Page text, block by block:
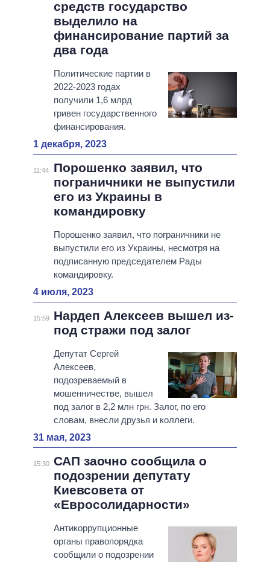
средств государство
выделило на
финансирование партий за
два года
Политические партии в
2022-2023 годах
получили 1,6 млрд
гривен государственного
финансирования.
1 декабря, 2023
11:44
Порошенко заявил, что
пограничники не выпустили
его из Украины в
командировку
Порошенко заявил, что пограничники не
выпустили его из Украины, несмотря на
подписанную председателем Рады
командировку.
4 июля, 2023
15:59
Нардеп Алексеев вышел из-
под стражи под залог
Депутат Сергей
Алексеев,
подозреваемый в
мошенничестве, вышел
под залог в 2,2 млн грн. Залог, по его
словам, внесли друзья и коллеги.
31 мая, 2023
15:30 САП заочно сообщила о
подозрении депутату
Киевсовета от
«Евросолидарности»
Антикоррупционные
органы правопорядка
сообщили о подозрении